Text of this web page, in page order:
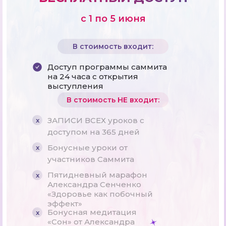
Лобсанг Тулку
Ярпель Ринпоче
внутреннего огня
Шаги в золотое будущее: жизнь
Маттиас-де-Стефано
сознательного общества
Как с помощью игровых практик выйти
Марта Яковлева
Брюс Липтон
сотрудничество как ключ к эволюции
Важность окружающей среды
Мария Даймонд
Алекс Ллойд
7 секретов здоровья и успеха
Ошо говорит: молчание,
выраженное словами
Ошо
с 1 по 5 июня
В стоимость входит:
В стоимость НЕ входит:
Бонусная медитация
«Сон» от Александра
Пятидневный марафон
Александра Сенченко
«Здоровье как побочный
эффект»
ЗАПИСИ ВСЕХ уроков с
доступом на 365 дней
Доступ программы саммита
на 24 часа с открытия
выступления
x
Бонусные уроки от
участников Саммита
x
x
x